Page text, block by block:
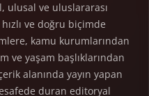
ulusal ve uluslararası
ve doğru biçimde
kamu kurumlarından
ve yaşam başlıklarından
alanında yayın yapan
duran editoryal